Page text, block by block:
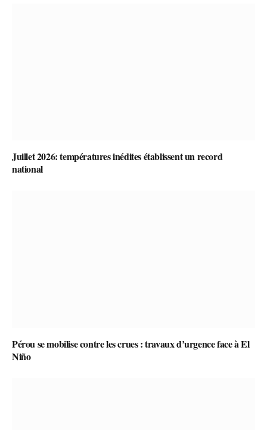
Juillet 2026: températures inédites établissent un record
national
Pérou se mobilise contre les crues : travaux d’urgence face à El
Niño